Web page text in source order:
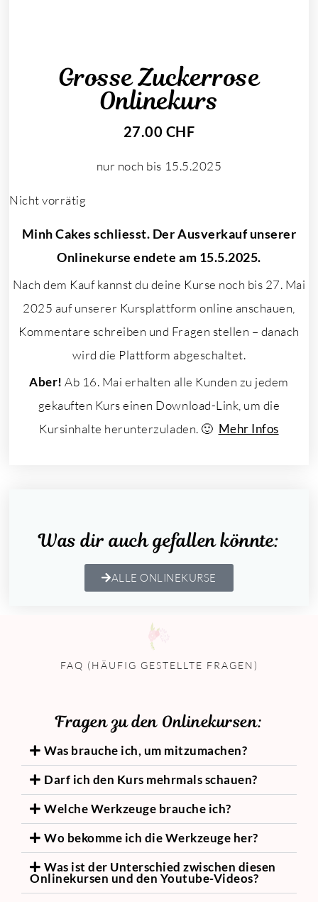
Grosse Zuckerrose
Onlinekurs
27.00 CHF
nur noch bis 15.5.2025
Nicht vorrätig
Minh Cakes schliesst. Der Ausverkauf unserer
Onlinekurse endete am 15.5.2025.
Nach dem Kauf kannst du deine Kurse noch bis 27. Mai
2025 auf unserer Kursplattform online anschauen,
Kommentare schreiben und Fragen stellen – danach
wird die Plattform abgeschaltet.
Aber! Ab 16. Mai erhalten alle Kunden zu jedem
gekauften Kurs einen Download-Link, um die
Kursinhalte herunterzuladen. 🙂 Mehr Infos
Was dir auch gefallen könnte:
ALLE ONLINEKURSE
FAQ (HÄUFIG GESTELLTE FRAGEN)
Fragen zu den Onlinekursen:
Was brauche ich, um mitzumachen?
Darf ich den Kurs mehrmals schauen?
Welche Werkzeuge brauche ich?
Wo bekomme ich die Werkzeuge her?
Was ist der Unterschied zwischen diesen
Onlinekursen und den Youtube-Videos?